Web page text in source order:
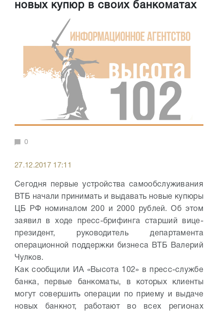
новых купюр в своих банкоматах
0
27.12.2017 17:11
Сегодня первые устройства самообслуживания
ВТБ начали принимать и выдавать новые купюры
ЦБ РФ номиналом 200 и 2000 рублей. Об этом
заявил в ходе пресс-брифинга старший вице-
президент, руководитель департамента
операционной поддержки бизнеса ВТБ Валерий
Чулков.
Как сообщили ИА «Высота 102» в пресс-службе
банка, первые банкоматы, в которых клиенты
могут совершить операции по приему и выдаче
новых банкнот, работают во всех регионах